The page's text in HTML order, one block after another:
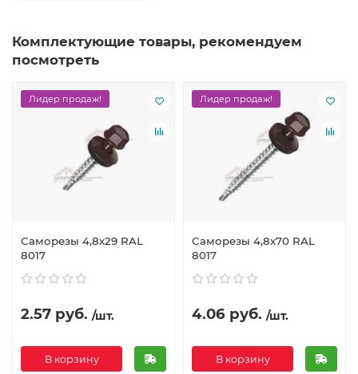
Комплектующие товары, рекомендуем
посмотреть
Лидер продаж!
Саморезы 4,8х29 RAL
8017
2.57 руб. /шт.
В корзину
Лидер продаж!
Саморезы 4,8х70 RAL
8017
4.06 руб. /шт.
В корзину